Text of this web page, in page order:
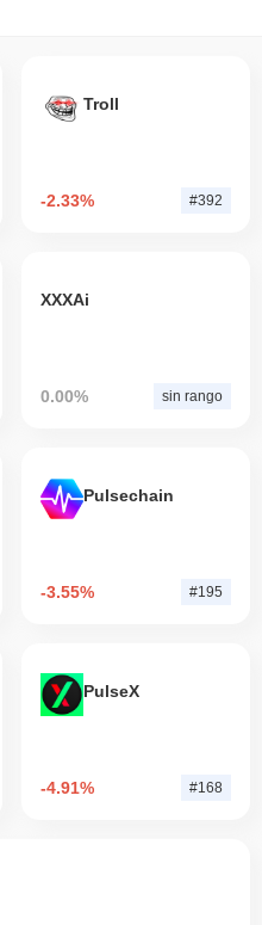
Troll
-2.33% #392
XXXAi
0.00% sin rango
Pulsechain
-3.55% #195
PulseX
-4.91% #168